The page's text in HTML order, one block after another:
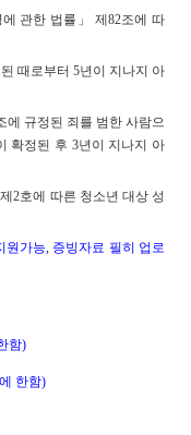
관한 법률」 제82조에 따
때로부터 5년이 지나지 아
에 규정된 죄를 범한 사람으
확정된 후 3년이 지나지 아
2호에 따른 청소년 대상 성
가능, 증빙자료 필히 업로
함)
한함)